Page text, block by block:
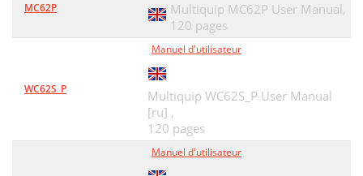
MC62P
Multiquip MC62P User Manual,
120 pages
WC62S_P
Manuel d'utilisateur
Multiquip WC62S_P User Manual
[ru] ,
120 pages
Manuel d'utilisateur